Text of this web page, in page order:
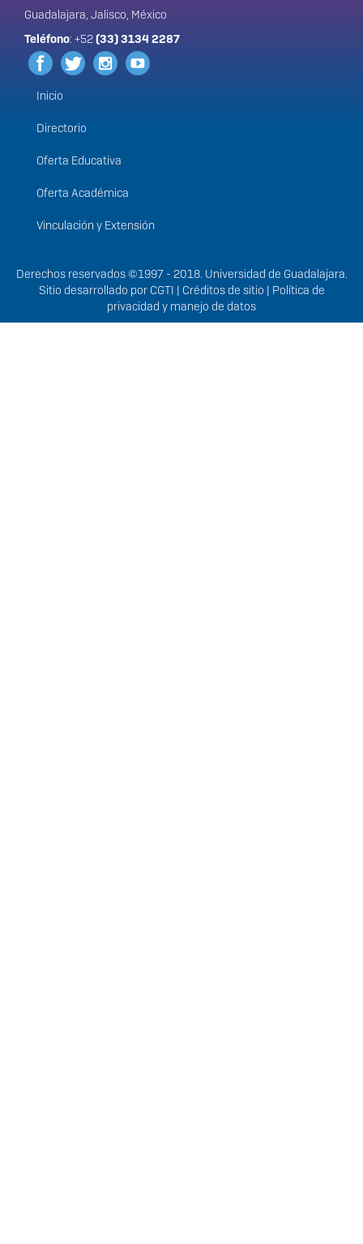
Guadalajara, Jalisco, México
Teléfono: +52(33) 3134 2287
Menú
principal
Inicio
Directorio
Oferta Educativa
Oferta Académica
Vinculación y Extensión
Derechos
Derechos reservados ©1997 - 2018. Universidad de Guadalajara.
Sitio desarrollado por CGTI | Créditos de sitio | Política de
privacidad y manejo de datos